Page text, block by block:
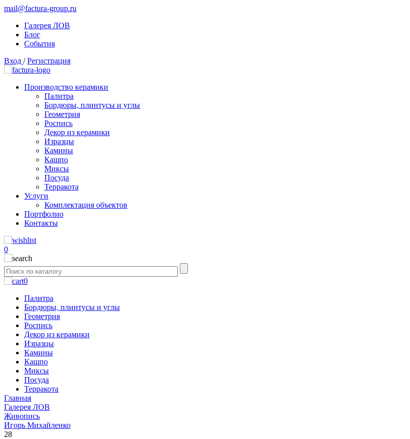
mail@factura-group.ru
Галерея ЛОВ
Блог
События
Вход /Регистрация
Производство керамики
Палитра
Бордюры, плинтусы и углы
Геометрия
Роспись
Декор из керамики
Изразцы
Камины
Кашпо
Миксы
Посуда
Терракота
Услуги
Комплектация объектов
Портфолио
Контакты
0
0
Палитра
Бордюры, плинтусы и углы
Геометрия
Роспись
Декор из керамики
Изразцы
Камины
Кашпо
Миксы
Посуда
Терракота
Главная
Галерея ЛОВ
Живопись
Игорь Михайленко
28